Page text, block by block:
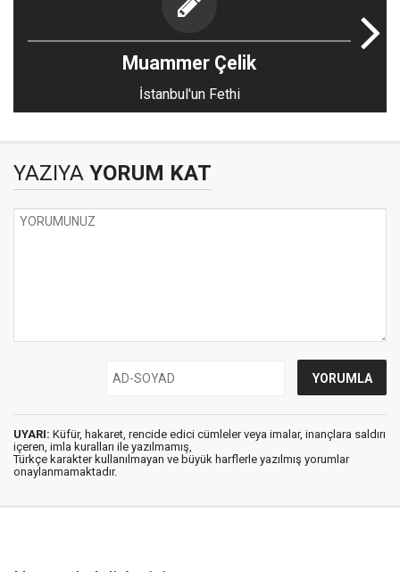
Muammer Çelik
İstanbul'un Fethi
YAZIYA YORUM KAT
UYARI: Küfür, hakaret, rencide edici cümleler veya imalar, inançlara saldırı
içeren, imla kuralları ile yazılmamış,
Türkçe karakter kullanılmayan ve büyük harflerle yazılmış yorumlar
onaylanmamaktadır.